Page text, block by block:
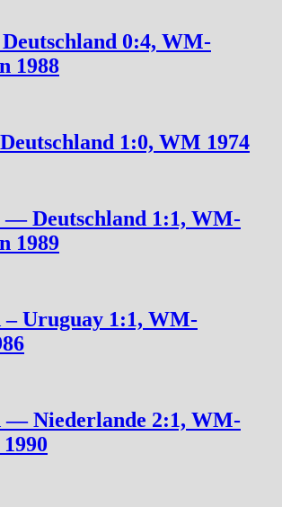
0:4, WM-
1988
1:0, WM 1974
— Deutschland 1:1, WM-
1989
– Uruguay 1:1, WM-
— Niederlande 2:1, WM-